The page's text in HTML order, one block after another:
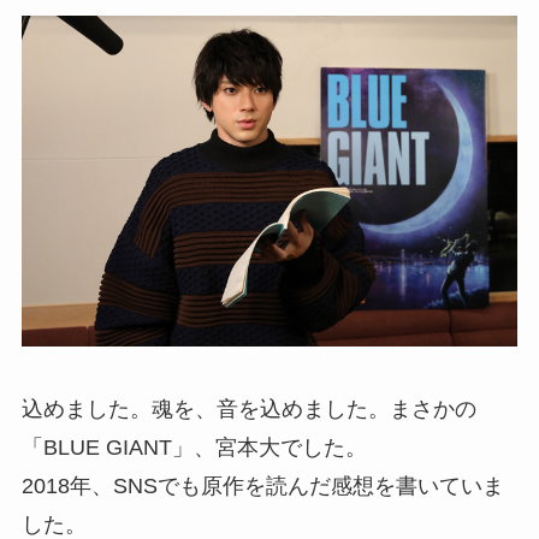
込めました。魂を、音を込めました。まさかの
「BLUE GIANT」、宮本大でした。
2018年、SNSでも原作を読んだ感想を書いていま
した。